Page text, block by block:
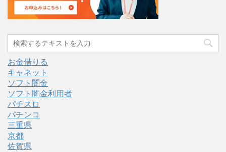
お金借りる
キャネット
ソフト闇金
ソフト闇金利用者
パチスロ
パチンコ
三重県
京都
佐賀県